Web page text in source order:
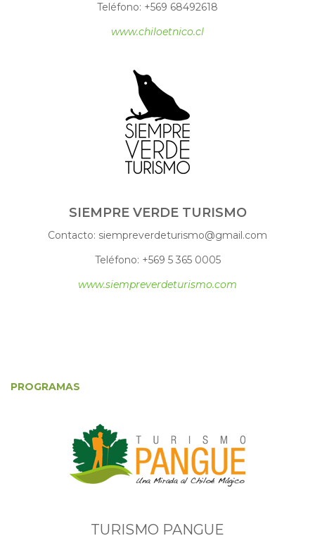
Teléfono: +569 68492618
www.chiloetnico.cl
SIEMPRE VERDE TURISMO
Contacto: siempreverdeturismo@gmail.com
Teléfono: +569 5 365 0005
www.siempreverdeturismo.com
PROGRAMAS
TURISMO PANGUE